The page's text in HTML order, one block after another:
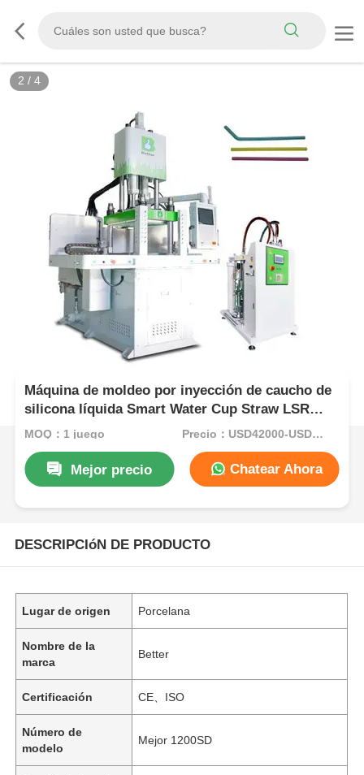
2 / 4
Máquina de moldeo por inyección de caucho de
silicona líquida Smart Water Cup Straw LSR
Feeder
MOQ：1 juego Precio：USD42000-USD82000per set
Mejor precio Chatear Ahora
DESCRIPCIóN DE PRODUCTO
Lugar de origen Porcelana
Nombre de la
marca
Better
Certificación CE、ISO
Número de
modelo
Mejor 1200SD